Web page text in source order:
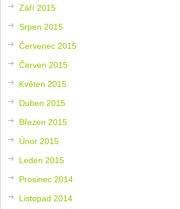
Září 2015
Srpen 2015
Červenec 2015
Červen 2015
Květen 2015
Duben 2015
Březen 2015
Únor 2015
Leden 2015
Prosinec 2014
Listopad 2014